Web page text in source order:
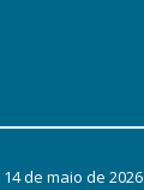
14 de maio de 2026